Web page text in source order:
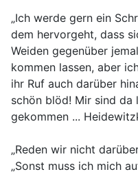
„Ich werde gern ein
dem hervorgeht, dass
Weiden gegenüber
kommen lassen, aber
ihr Ruf auch darüber
schön blöd! Mir sind da
gekommen ...
„Reden wir nicht
„Sonst muss ich mich